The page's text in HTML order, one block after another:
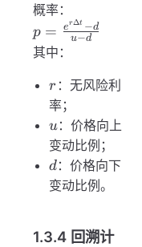
概率：
p =
\frac{e^{r
- d}{u -
p = u−d
erΔt −d
其中：
r
r ：无风险利
率；
u
u：价格向上
变动比例；
d
d：价格向下
变动比例。
1.3.4 回溯计